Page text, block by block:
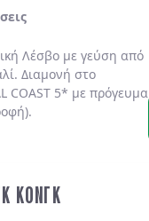
Λέσβο με γεύση από
. Διαμονή στο
COAST 5* με πρόγευμα
.
ΚΟΝΓΚ